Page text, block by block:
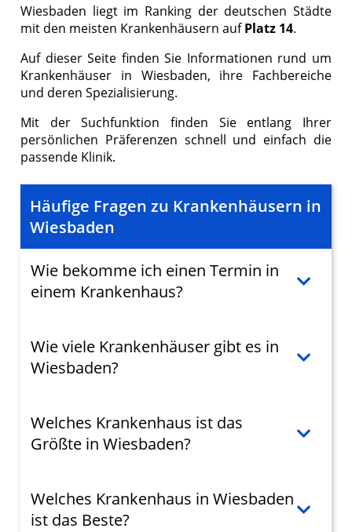
Wiesbaden liegt im Ranking der deutschen Städte
mit den meisten Krankenhäusern aufPlatz 14.
Auf dieser Seite finden Sie Informationen rund um
Krankenhäuser in Wiesbaden, ihre Fachbereiche
und deren Spezialisierung.
Mit der Suchfunktion finden Sie entlang Ihrer
persönlichen Präferenzen schnell und einfach die
passende Klinik.
Häufige Fragen zu Krankenhäusern in
Wiesbaden
Wie bekomme ich einen Termin in
einem Krankenhaus?
Wie viele Krankenhäuser gibt es in
Wiesbaden?
Welches Krankenhaus ist das
Größte in Wiesbaden?
Welches Krankenhaus in Wiesbaden
ist das Beste?